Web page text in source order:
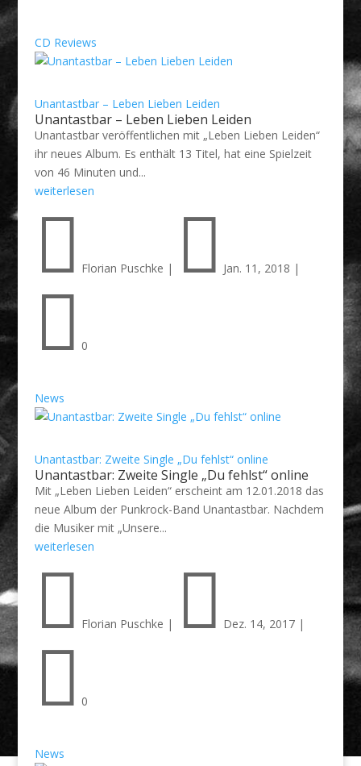
CD Reviews
Unantastbar – Leben Lieben Leiden
Unantastbar – Leben Lieben Leiden
Unantastbar veröffentlichen mit „Leben Lieben Leiden“
ihr neues Album. Es enthält 13 Titel, hat eine Spielzeit
von 46 Minuten und...
weiterlesen
 Florian Puschke |  Jan. 11, 2018 |
 0
News
Unantastbar: Zweite Single „Du fehlst“ online
Unantastbar: Zweite Single „Du fehlst“ online
Mit „Leben Lieben Leiden“ erscheint am 12.01.2018 das
neue Album der Punkrock-Band Unantastbar. Nachdem
die Musiker mit „Unsere...
weiterlesen
 Florian Puschke |  Dez. 14, 2017|
 0
News